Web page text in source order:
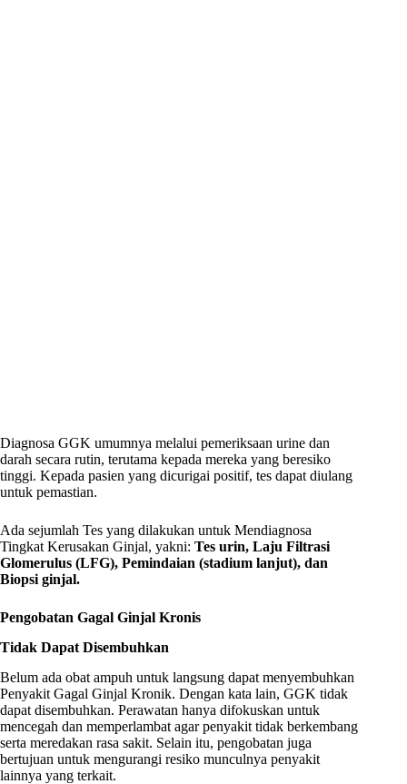
Diagnosa GGK umumnya melalui pemeriksaan urine dan
darah secara rutin, terutama kepada mereka yang beresiko
tinggi. Kepada pasien yang dicurigai positif, tes dapat diulang
untuk pemastian.
Ada sejumlah Tes yang dilakukan untuk Mendiagnosa
Tingkat Kerusakan Ginjal, yakni: Tes urin, Laju Filtrasi
Glomerulus (LFG), Pemindaian (stadium lanjut), dan
Biopsi ginjal.
Pengobatan Gagal Ginjal Kronis
Tidak Dapat Disembuhkan
Belum ada obat ampuh untuk langsung dapat menyembuhkan
Penyakit Gagal Ginjal Kronik. Dengan kata lain, GGK tidak
dapat disembuhkan. Perawatan hanya difokuskan untuk
mencegah dan memperlambat agar penyakit tidak berkembang
serta meredakan rasa sakit. Selain itu, pengobatan juga
bertujuan untuk mengurangi resiko munculnya penyakit
lainnya yang terkait.